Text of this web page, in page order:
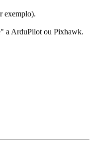
exemplo).
a ArduPilot ou Pixhawk.